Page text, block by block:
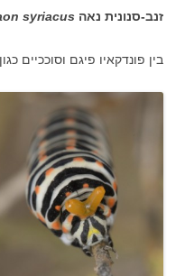
זנב-סנונית נאה syriacus
בין פונדקאיו פיגם וסוככיים